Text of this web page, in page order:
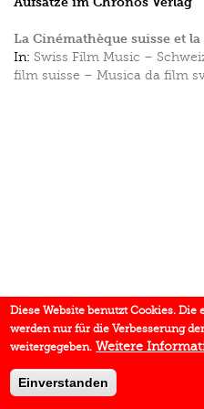
La Cinémathèque suisse et
In: Swiss Film Music –
film suisse – Musica da film
Diese Website benutzt Cookies.
werden nur für die Verbesserung
weitergegeben. Weitere
Einverstanden